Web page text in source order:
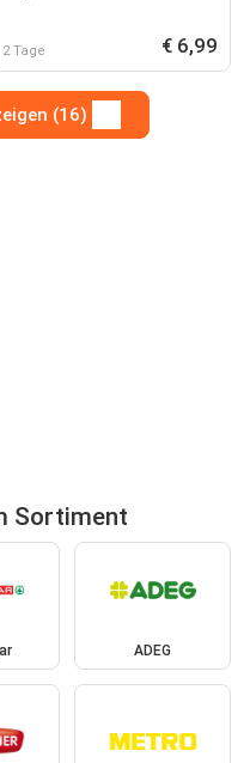
2 Tage € 6,99
(16)
Sortiment
ADEG